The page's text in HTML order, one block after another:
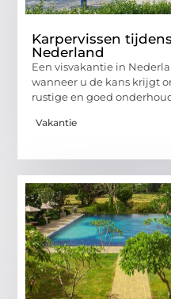
Karpervissen
Nederland
Een visvakantie in
wanneer u de kans krijgt
rustige en goed
Vakantie